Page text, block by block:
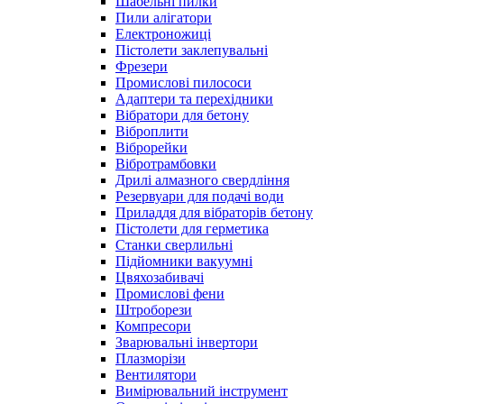
Пили алігатори
Електроножиці
Пістолети заклепувальні
Фрезери
Промислові пилососи
Адаптери та перехідники
Вібратори для бетону
Віброплити
Віброрейки
Вібротрамбовки
Дрилі алмазного свердління
Резервуари для подачі води
Приладдя для вібраторів бетону
Пістолети для герметика
Станки сверлильні
Підйомники вакуумні
Цвяхозабивачі
Промислові фени
Штроборези
Компресори
Зварювальні інвертори
Плазморізи
Вентилятори
Вимірювальний інструмент